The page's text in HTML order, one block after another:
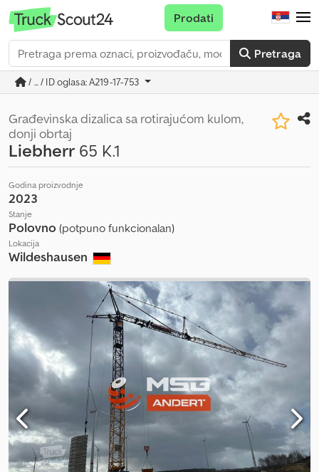
Pretraga
Prodati
/ ... / ID oglasa: A219-17-753
Građevinska dizalica sa rotirajućom kulom,
donji obrtaj
Liebherr 65 K.1
Godina proizvodnje
2023
Stanje
Polovno (potpuno funkcionalan)
Lokacija
Wildeshausen